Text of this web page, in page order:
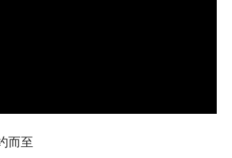
而至